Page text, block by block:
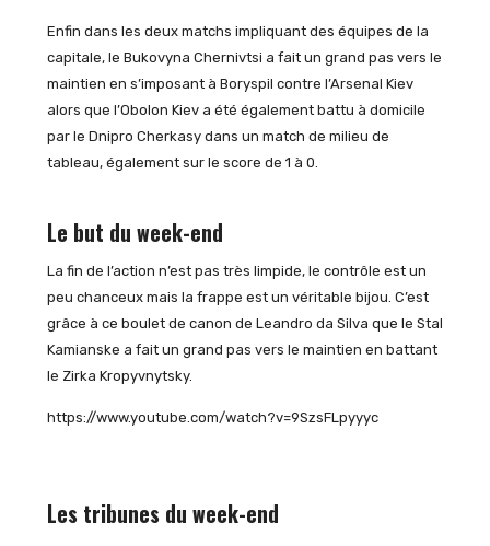
Enfin dans les deux matchs impliquant des équipes de la
capitale, le Bukovyna Chernivtsi a fait un grand pas vers le
maintien en s’imposant à Boryspil contre l’Arsenal Kiev
alors que l’Obolon Kiev a été également battu à domicile
par le Dnipro Cherkasy dans un match de milieu de
tableau, également sur le score de 1 à 0.
Le but du week-end
La fin de l’action n’est pas très limpide, le contrôle est un
peu chanceux mais la frappe est un véritable bijou. C’est
grâce à ce boulet de canon de Leandro da Silva que le Stal
Kamianske a fait un grand pas vers le maintien en battant
le Zirka Kropyvnytsky.
https://www.youtube.com/watch?v=9SzsFLpyyyc
Les tribunes du week-end